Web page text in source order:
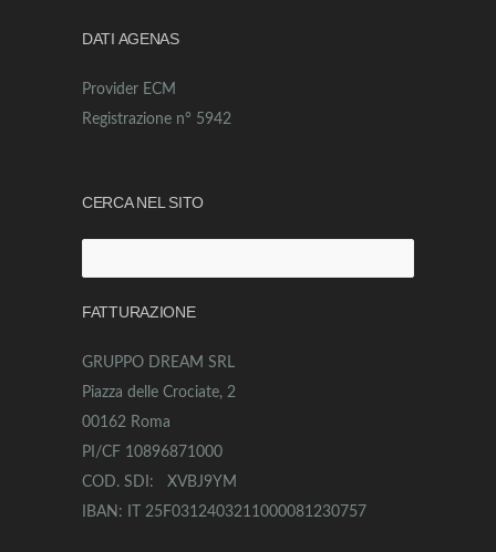
DATI AGENAS
Provider ECM
Registrazione n° 5942
CERCA NEL SITO
per:
FATTURAZIONE
GRUPPO DREAM SRL
Piazza delle Crociate, 2
00162 Roma
PI/CF 10896871000
COD. SDI: XVBJ9YM
IBAN: IT 25F0312403211000081230757